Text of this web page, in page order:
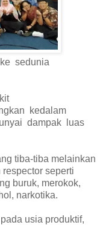
sedunia
kedalam
dampak luas
tiba-tiba melainkan
seperti
buruk, merokok,
narkotika.
usia produktif,